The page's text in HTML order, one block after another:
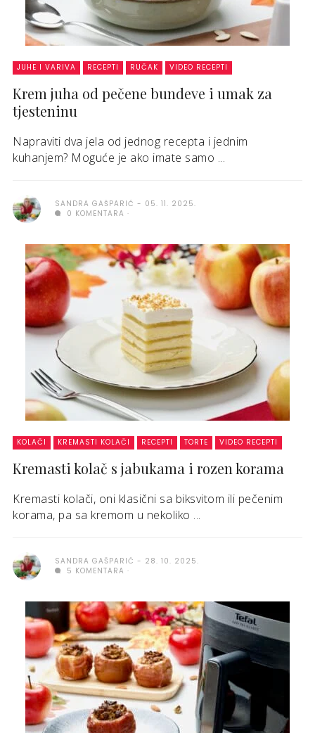
JUHE I VARIVA RECEPTI RUČAK VIDEO RECEPTI
Krem juha od pečene bundeve i umak za
tjesteninu
Napraviti dva jela od jednog recepta i jednim
kuhanjem? Moguće je ako imate samo ...
SANDRA GAŠPARIĆ
05. 11. 2025.
0 KOMENTARA
KOLAČI KREMASTI KOLAČI RECEPTI TORTE VIDEO RECEPTI
Kremasti kolač s jabukama i rozen korama
Kremasti kolači, oni klasični sa biksvitom ili pečenim
korama, pa sa kremom u nekoliko ...
SANDRA GAŠPARIĆ
28. 10. 2025.
5 KOMENTARA